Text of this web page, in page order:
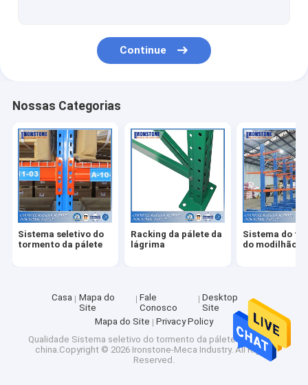
Continue
Nossas Categorias
Sistema seletivo do
tormento da pálete
Racking da pálete da
lágrima
Sistema do
do modilhão
Casa
Mapa do
Site
Fale
Conosco
Desktop
Site
Mapa do Site
Privacy Policy
Qualidade Sistema seletivo do tormento da páleteFábrica da
china.Copyright © 2026 Ironstone-Meca Industry. All Rights
Reserved.